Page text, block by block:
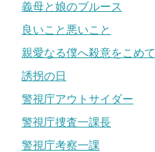
義母と娘のブルース
良いこと悪いこと
親愛なる僕へ殺意をこめて
誘拐の日
警視庁アウトサイダー
警視庁捜査一課長
警視庁考察一課